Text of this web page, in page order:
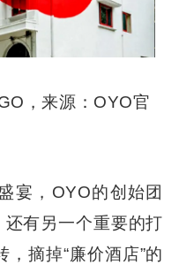
，来源：OYO官
宴，OYO的创始团
有另一个重要的打
摘掉“廉价酒店”的